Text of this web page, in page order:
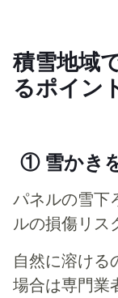
積雪地域
るポイン
① 雪かき
パネルの雪下
ルの損傷リス
自然に溶ける
場合は専門業